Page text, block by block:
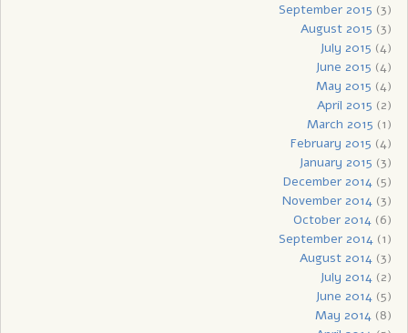
September 2015 (3)
August 2015 (3)
July 2015 (4)
June 2015 (4)
May 2015 (4)
April 2015 (2)
March 2015 (1)
February 2015 (4)
January 2015 (3)
December 2014(5)
November 2014(3)
October 2014(6)
September 2014(1)
August 2014(3)
July 2014(2)
June 2014(5)
May 2014(8)